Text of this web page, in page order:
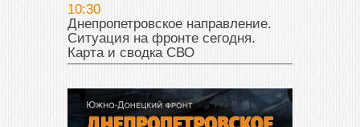
10:30
Днепропетровское направление.
Ситуация на фронте сегодня.
Карта и сводка СВО